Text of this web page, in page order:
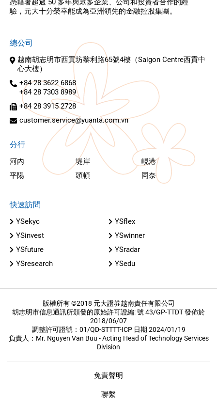
憑藉著超過 50 多年與眾多企業、公司和投資者合作的經
驗，元大十分榮幸能成為亞洲領先的金融控股集團。
總公司
越南胡志明市西貢坊黎利路65號4樓（Saigon Centre西貢中
心大樓）
+84 28 3622 6868
+84 28 7303 8989
+84 28 3915 2728
customer.service@yuanta.com.vn
分行
河內 堤岸
峴港
平陽
頭頓 同奈
快速訪問
YSekyc
YSflex
YSinvest
YSwinner
YSfuture
YSradar
YSresearch
YSedu
版權所有 ©2018 元大證券越南責任有限公司
胡志明市信息通訊所頒發的原始許可證編: 號 43/GP-TTDT 發佈於
2018/06/07
調整許可證號：01/QD-STTTT-ICP 日期 2024/01/19
負責人：Mr. Nguyen Van Buu - Acting Head of Technology Services
Division
免責聲明
聯繫